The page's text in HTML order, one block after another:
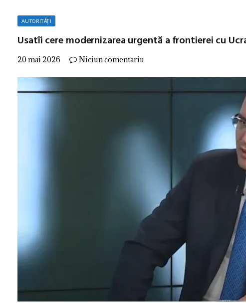
AUTORITĂȚI
Usatîi cere modernizarea urgentă a frontierei cu
20 mai 2026 Niciun comentariu